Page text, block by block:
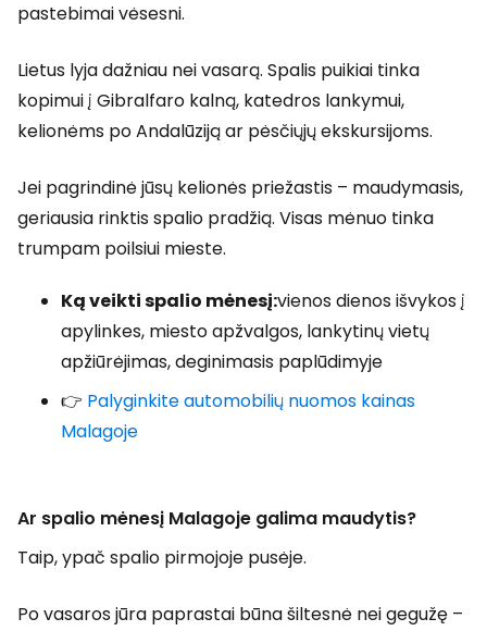
pastebimai vėsesni.
Lietus lyja dažniau nei vasarą. Spalis puikiai tinka
kopimui į Gibralfaro kalną, katedros lankymui,
kelionėms po Andalūziją ar pėsčiųjų ekskursijoms.
Jei pagrindinė jūsų kelionės priežastis – maudymasis,
geriausia rinktis spalio pradžią. Visas mėnuo tinka
trumpam poilsiui mieste.
Ką veikti spalio mėnesį:vienos dienos išvykos į
apylinkes, miesto apžvalgos, lankytinų vietų
apžiūrėjimas, deginimasis paplūdimyje
👉 Palyginkite automobilių nuomos kainas
Malagoje
Ar spalio mėnesį Malagoje galima maudytis?
Taip, ypač spalio pirmojoje pusėje.
Po vasaros jūra paprastai būna šiltesnė nei gegužę –